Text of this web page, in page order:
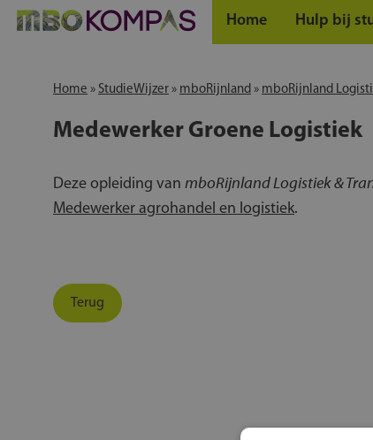
Home Hulp bij
Home » StudieWijzer » mboRijnland » mboRijnland
Medewerker Groene Logistiek
Deze opleiding van mboRijnland Logistiek &
Medewerker agrohandel en logistiek.
Terug